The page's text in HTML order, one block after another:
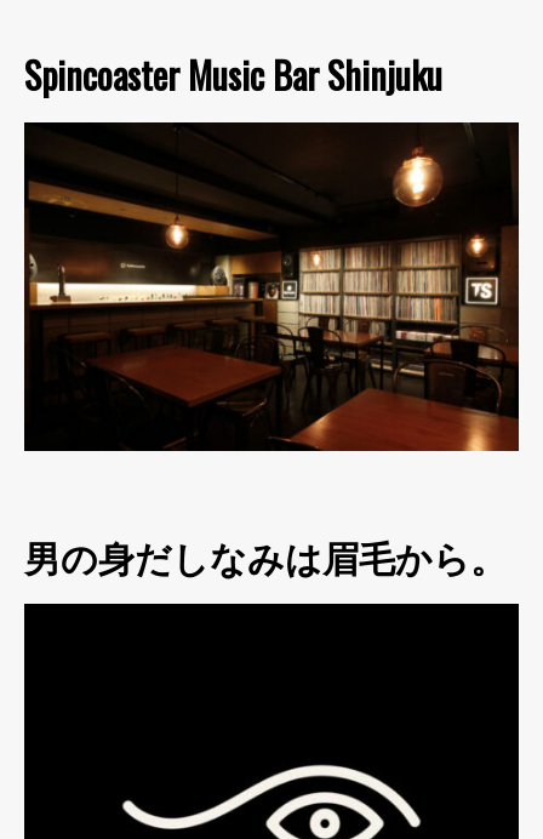
Spincoaster Music Bar Shinjuku
男の身だしなみは眉毛から。